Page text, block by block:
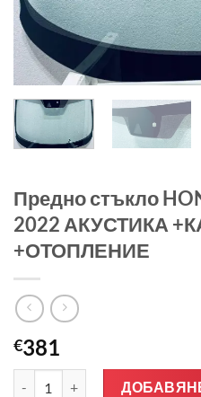
Предно стъкло
2022 АКУСТИКА
+ОТОПЛЕНИЕ
€381
количество за Предно